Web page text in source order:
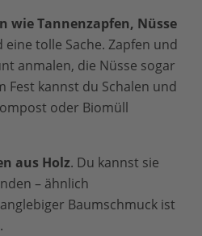
wie Tannenzapfen, Nüsse
eine tolle Sache. Zapfen und
anmalen, die Nüsse sogar
Fest kannst du Schalen und
oder Biomüll
aus Holz. Du kannst sie
– ähnlich
Baumschmuck ist